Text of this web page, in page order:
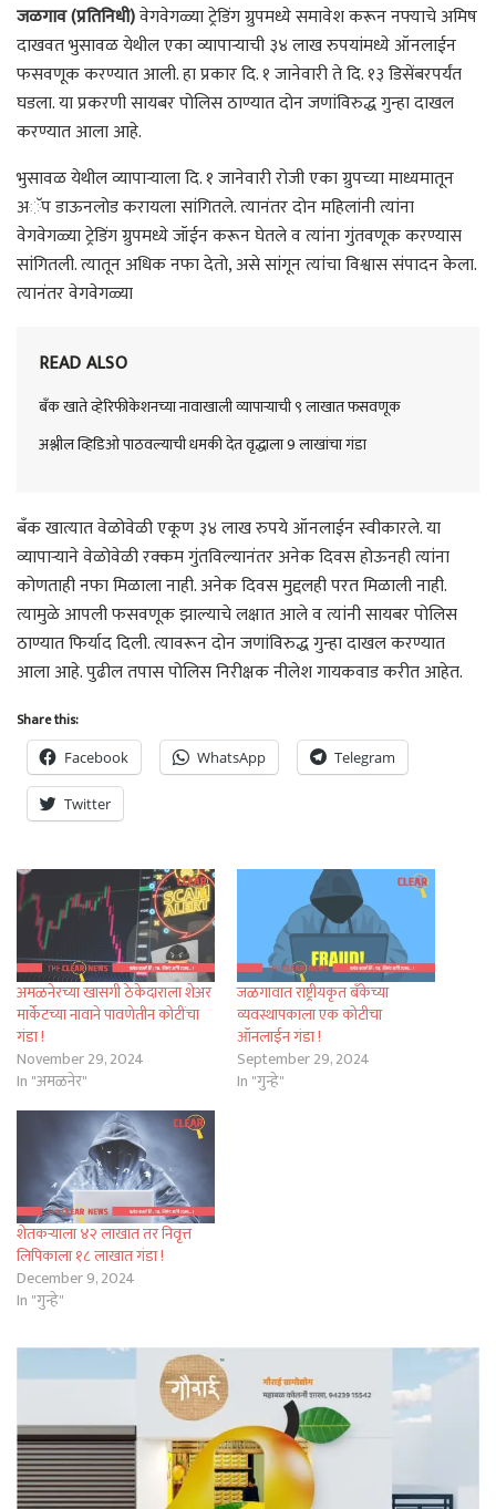
जळगाव (प्रतिनिधी)वेगवेगळ्या ट्रेडिंग ग्रुपमध्ये समावेश करून नफ्याचे अमिष
दाखवत भुसावळ येथील एका व्यापाऱ्याची ३४ लाख रुपयांमध्ये ऑनलाईन
फसवणूक करण्यात आली. हा प्रकार दि. १ जानेवारी ते दि. १३ डिसेंबरपर्यंत
घडला. या प्रकरणी सायबर पोलिस ठाण्यात दोन जणांविरुद्ध गुन्हा दाखल
करण्यात आला आहे.
भुसावळ येथील व्यापाऱ्याला दि. १ जानेवारी रोजी एका ग्रुपच्या माध्यमातून
अॅप डाऊनलोड करायला सांगितले. त्यानंतर दोन महिलांनी त्यांना
वेगवेगळ्या ट्रेडिंग ग्रुपमध्ये जॉईन करून घेतले व त्यांना गुंतवणूक करण्यास
सांगितली. त्यातून अधिक नफा देतो, असे सांगून त्यांचा विश्वास संपादन केला.
त्यानंतर वेगवेगळ्या
READ ALSO
बँक खाते व्हेरिफीकेशनच्या नावाखाली व्यापाऱ्याची ९ लाखात फसवणूक
अश्लील व्हिडिओ पाठवल्याची धमकी देत वृद्धाला 9 लाखांचा गंडा
बँक खात्यात वेळोवेळी एकूण ३४ लाख रुपये ऑनलाईन स्वीकारले. या
व्यापाऱ्याने वेळोवेळी रक्कम गुंतविल्यानंतर अनेक दिवस होऊनही त्यांना
कोणताही नफा मिळाला नाही. अनेक दिवस मुद्दलही परत मिळाली नाही.
त्यामुळे आपली फसवणूक झाल्याचे लक्षात आले व त्यांनी सायबर पोलिस
ठाण्यात फिर्याद दिली. त्यावरून दोन जणांविरुद्ध गुन्हा दाखल करण्यात
आला आहे. पुढील तपास पोलिस निरीक्षक नीलेश गायकवाड करीत आहेत.
Share this:
Facebook WhatsApp Telegram
Twitter
अमळनेरच्या खासगी ठेकेदाराला शेअर
मार्केटच्या नावाने पावणेतीन कोटींचा
गंडा !
November 29, 2024
In "अमळनेर"
जळगावात राष्ट्रीयकृत बँकेच्या
व्यवस्थापकाला एक कोटीचा
ऑनलाईन गंडा !
September 29, 2024
In "गुन्हे"
शेतकऱ्याला ४२ लाखात तर निवृत्त
लिपिकाला १८ लाखात गंडा !
December 9, 2024
In "गुन्हे"